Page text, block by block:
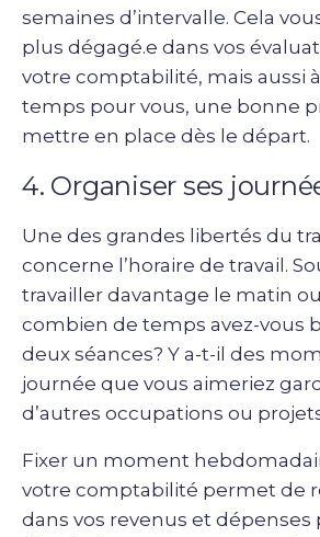
semaines d’intervalle. Cela
plus dégagé.e dans vos
votre comptabilité, mais aussi
temps pour vous, une bonne
mettre en place dès le départ.
4. Organiser ses
Une des grandes libertés du
concerne l’horaire de travail.
travailler davantage le matin
combien de temps avez-vous
deux séances? Y a-t-il des
journée que vous aimeriez
d’autres occupations ou
Fixer un moment
votre comptabilité permet de
dans vos revenus et dépenses